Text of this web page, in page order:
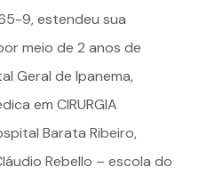
9, estendeu sua
meio de 2 anos de
Geral de Ipanema,
em CIRURGIA
Barata Ribeiro,
Rebello – escola do